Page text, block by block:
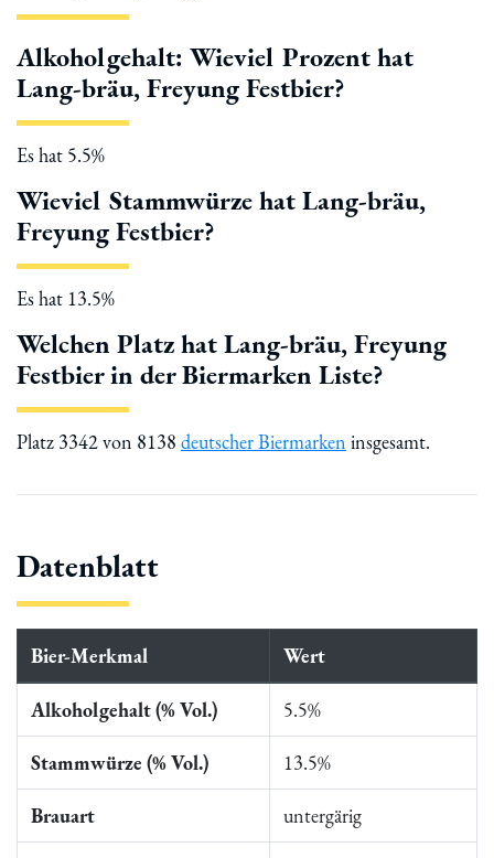
Alkoholgehalt: Wieviel Prozent hat
Lang-bräu, Freyung Festbier?
Es hat 5.5%
Wieviel Stammwürze hat Lang-bräu,
Freyung Festbier?
Es hat 13.5%
Welchen Platz hat Lang-bräu, Freyung
Festbier in der Biermarken Liste?
Platz 3342 von 8138 deutscher Biermarken insgesamt.
Datenblatt
Bier-Merkmal Wert
Alkoholgehalt (% Vol.) 5.5%
Stammwürze (% Vol.) 13.5%
Brauart untergärig